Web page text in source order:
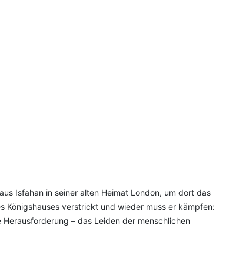
Isfahan in seiner alten Heimat London, um dort das
Königshauses verstrickt und wieder muss er kämpfen:
– das Leiden der menschlichen